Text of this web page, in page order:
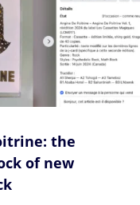
the
of new